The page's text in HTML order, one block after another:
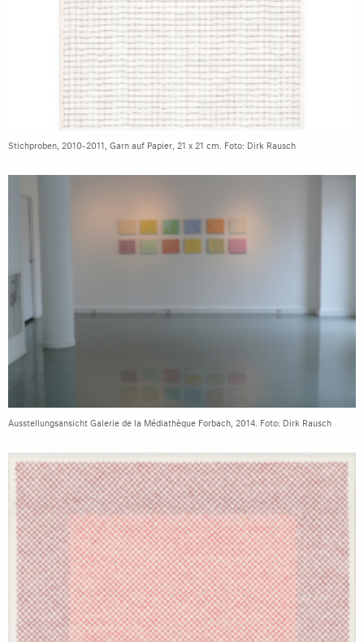
Stichproben, 2010-2011, Garn auf Papier, 21 x 21 cm. Foto: Dirk Rausch
Ausstellungsansicht Galerie de la Médiathèque Forbach, 2014. Foto: Dirk Rausch